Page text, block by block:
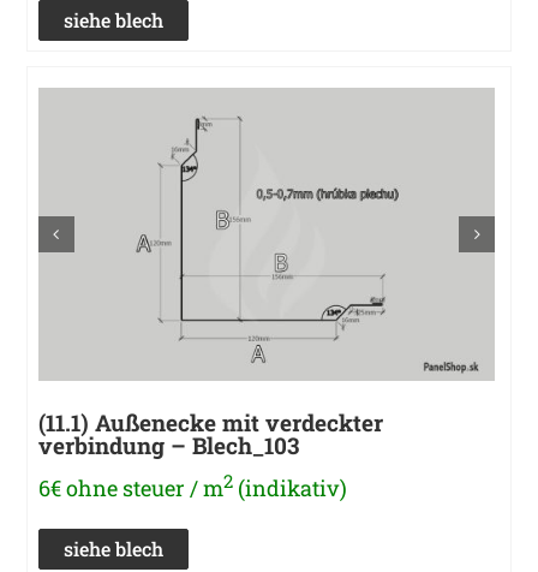
siehe blech
(11.1) Außenecke mit verdeckter
verbindung – Blech_103
6€ ohne steuer / m2(indikativ)
siehe blech